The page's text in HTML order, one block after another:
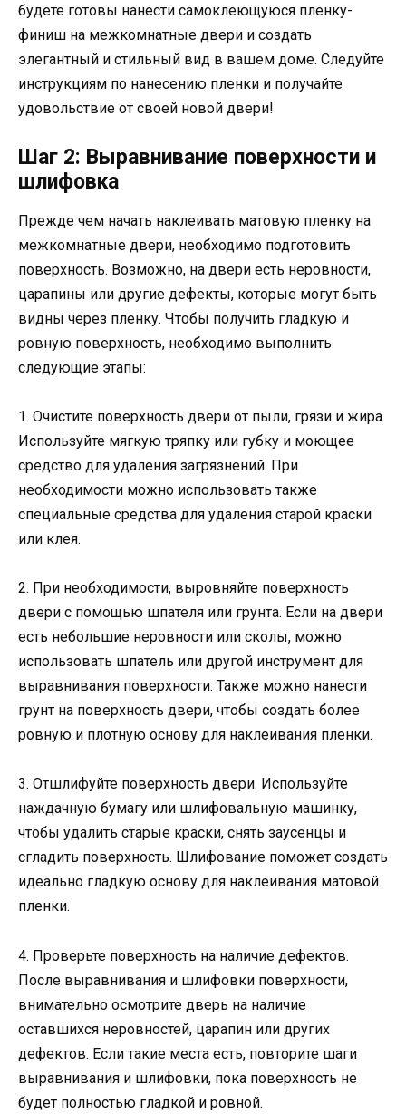
будете готовы нанести самоклеющуюся пленку-
финиш на межкомнатные двери и создать
элегантный и стильный вид в вашем доме. Следуйте
инструкциям по нанесению пленки и получайте
удовольствие от своей новой двери!
Шаг 2: Выравнивание поверхности и
шлифовка
Прежде чем начать наклеивать матовую пленку на
межкомнатные двери, необходимо подготовить
поверхность. Возможно, на двери есть неровности,
царапины или другие дефекты, которые могут быть
видны через пленку. Чтобы получить гладкую и
ровную поверхность, необходимо выполнить
следующие этапы:
1. Очистите поверхность двери от пыли, грязи и жира.
Используйте мягкую тряпку или губку и моющее
средство для удаления загрязнений. При
необходимости можно использовать также
специальные средства для удаления старой краски
или клея.
2. При необходимости, выровняйте поверхность
двери с помощью шпателя или грунта. Если на двери
есть небольшие неровности или сколы, можно
использовать шпатель или другой инструмент для
выравнивания поверхности. Также можно нанести
грунт на поверхность двери, чтобы создать более
ровную и плотную основу для наклеивания пленки.
3. Отшлифуйте поверхность двери. Используйте
наждачную бумагу или шлифовальную машинку,
чтобы удалить старые краски, снять заусенцы и
сгладить поверхность. Шлифование поможет создать
идеально гладкую основу для наклеивания матовой
пленки.
4. Проверьте поверхность на наличие дефектов.
После выравнивания и шлифовки поверхности,
внимательно осмотрите дверь на наличие
оставшихся неровностей, царапин или других
дефектов. Если такие места есть, повторите шаги
выравнивания и шлифовки, пока поверхность не
будет полностью гладкой и ровной.